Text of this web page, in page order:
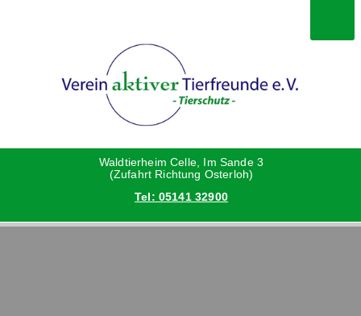
Waldtierheim Celle, Im Sande 3
(Zufahrt Richtung Osterloh)
Tel: 05141 32900
Katzen
Danke an die Helfer
Vorstand
Satzung